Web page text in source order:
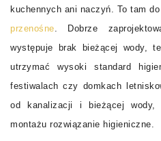
kuchennych ani naczyń. To tam
przenośne. Dobrze
występuje brak bieżącej wody,
utrzymać wysoki standard
festiwalach czy domkach
od kanalizacji i bieżącej wody,
montażu rozwiązanie higieniczne.